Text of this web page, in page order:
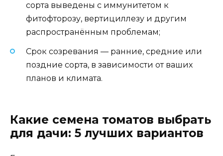
сорта выведены с иммунитетом к
фитофторозу, вертициллезу и другим
распространённым проблемам;
Срок созревания — ранние, средние или
поздние сорта, в зависимости от ваших
планов и климата.
Какие семена томатов выбрать
для дачи: 5 лучших вариантов